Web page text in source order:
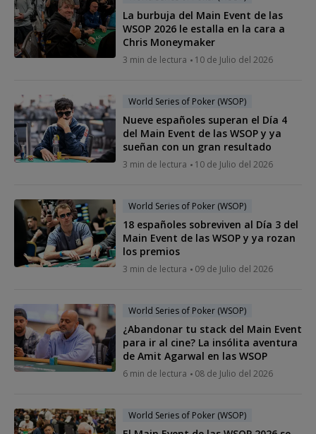
La burbuja del Main Event de las
WSOP 2026 le estalla en la cara a
Chris Moneymaker
3 min de lectura 10 de Julio del 2026
World Series of Poker (WSOP)
Nueve españoles superan el Día 4
del Main Event de las WSOP y ya
sueñan con un gran resultado
3 min de lectura 10 de Julio del 2026
World Series of Poker (WSOP)
18 españoles sobreviven al Día 3 del
Main Event de las WSOP y ya rozan
los premios
3 min de lectura 09 de Julio del 2026
World Series of Poker (WSOP)
¿Abandonar tu stack del Main Event
para ir al cine? La insólita aventura
de Amit Agarwal en las WSOP
6 min de lectura 08 de Julio del 2026
World Series of Poker (WSOP)